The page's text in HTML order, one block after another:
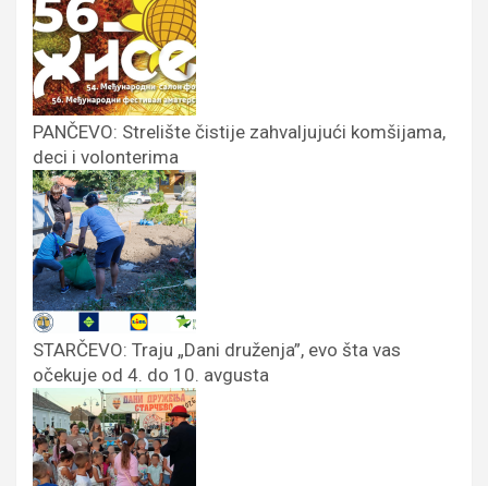
PANČEVO: Strelište čistije zahvaljujući komšijama,
deci i volonterima
STARČEVO: Traju „Dani druženja”, evo šta vas
očekuje od 4. do 10. avgusta